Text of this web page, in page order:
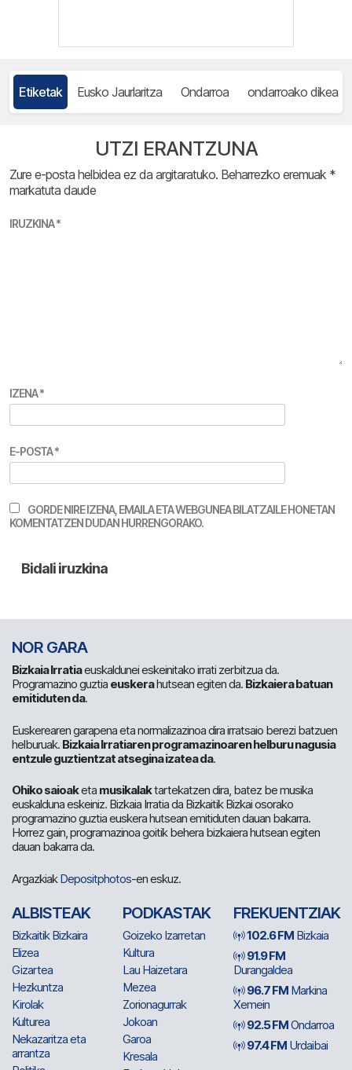
Etiketak Eusko Jaurlaritza Ondarroa ondarroako dikea
UTZI ERANTZUNA
Zure e-posta helbidea ez da argitaratuko. Beharrezko eremuak *
markatuta daude
IRUZKINA*
IZENA*
E-POSTA*
GORDE NIRE IZENA, EMAILA ETA WEBGUNEA BILATZAILE HONETAN
KOMENTATZEN DUDAN HURRENGORAKO.
NOR GARA
Bizkaia Irratiaeuskaldunei eskeinitako irrati zerbitzua da.
Programazino guztia euskerahutsean egiten da. Bizkaiera batuan
emitiduten da.
Euskerearen garapena eta normalizazinoa dira irratsaio berezi batzuen
helburuak. Bizkaia Irratiaren programazinoaren helburu nagusia
entzule guztientzat atsegina izatea da.
Ohiko saioaketa musikalaktartekatzen dira, batez be musika
euskalduna eskeiniz. Bizkaia Irratia da Bizkaitik Bizkai osorako
programazino guztia euskera hutsean emitiduten dauan bakarra.
Horrez gain, programazinoa goitik behera bizkaiera hutsean egiten
dauan bakarra da.
ArgazkiakDepositphotos-en eskuz.
ALBISTEAK
Bizkaitik Bizkaira
Elizea
Gizartea
Hezkuntza
Kirolak
Kulturea
Nekazaritza eta
arrantza
PODKASTAK
Goizeko Izarretan
Kultura
Lau Haizetara
Mezea
Zorionagurrak
Jokoan
Garoa
Kresala
FREKUENTZIAK
102.6 FM Bizkaia
91.9 FM
Durangaldea
96.7 FM Markina
Xemein
92.5 FMOndarroa
97.4 FM Urdaibai